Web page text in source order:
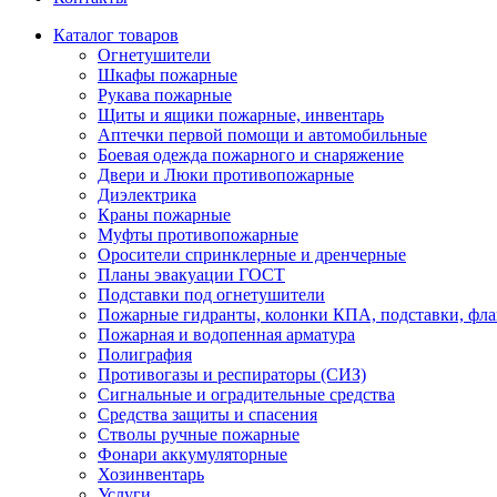
Каталог товаров
Огнетушители
Шкафы пожарные
Рукава пожарные
Щиты и ящики пожарные, инвентарь
Аптечки первой помощи и автомобильные
Боевая одежда пожарного и снаряжение
Двери и Люки противопожарные
Диэлектрика
Краны пожарные
Муфты противопожарные
Оросители спринклерные и дренчерные
Планы эвакуации ГОСТ
Подставки под огнетушители
Пожарные гидранты, колонки КПА, подставки,
Пожарная и водопенная арматура
Полиграфия
Противогазы и респираторы (СИЗ)
Сигнальные и оградительные средства
Средства защиты и спасения
Стволы ручные пожарные
Фонари аккумуляторные
Хозинвентарь